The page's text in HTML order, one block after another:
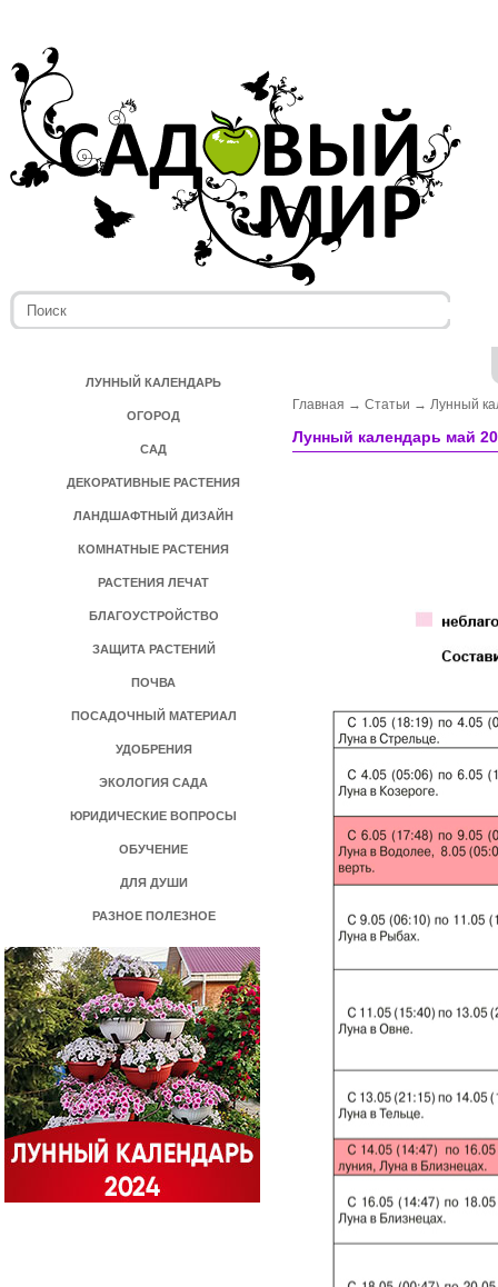
ЛУННЫЙ КАЛЕНДАРЬ
ОГОРОД
САД
ДЕКОРАТИВНЫЕ РАСТЕНИЯ
ЛАНДШАФТНЫЙ ДИЗАЙН
КОМНАТНЫЕ РАСТЕНИЯ
РАСТЕНИЯ ЛЕЧАТ
БЛАГОУСТРОЙСТВО
ЗАЩИТА РАСТЕНИЙ
ПОЧВА
ПОСАДОЧНЫЙ МАТЕРИАЛ
УДОБРЕНИЯ
ЭКОЛОГИЯ САДА
ЮРИДИЧЕСКИЕ ВОПРОСЫ
ОБУЧЕНИЕ
ДЛЯ ДУШИ
РАЗНОЕ ПОЛЕЗНОЕ
Главная → Статьи → Лунный
Лунный календарь май